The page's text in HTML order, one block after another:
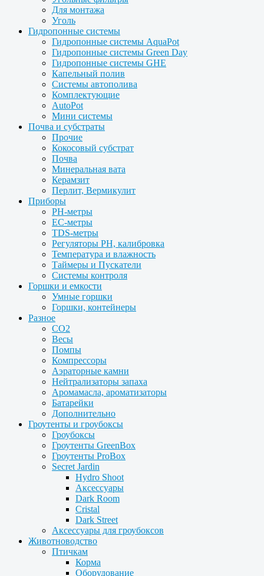
Для монтажа
Уголь
Гидропонные системы
Гидропонные системы AquaPot
Гидропонные системы Green Day
Гидропонные системы GHE
Капельный полив
Системы автополива
Комплектующие
AutoPot
Мини системы
Почва и субстраты
Прочие
Кокосовый субстрат
Почва
Минеральная вата
Керамзит
Перлит, Вермикулит
Приборы
PH-метры
EC-метры
TDS-метры
Регуляторы PH, калибровка
Температура и влажность
Таймеры и Пускатели
Системы контроля
Горшки и емкости
Умные горшки
Горшки, контейнеры
Разное
CO2
Весы
Помпы
Компрессоры
Аэраторные камни
Нейтрализаторы запаха
Аромамасла, ароматизаторы
Батарейки
Дополнительно
Гроутенты и гроубоксы
Гроубоксы
Гроутенты GreenBox
Гроутенты ProBox
Secret Jardin
Hydro Shoot
Аксессуары
Dark Room
Cristal
Dark Street
Аксессуары для гроубоксов
Животноводство
Птичкам
Корма
Оборудование